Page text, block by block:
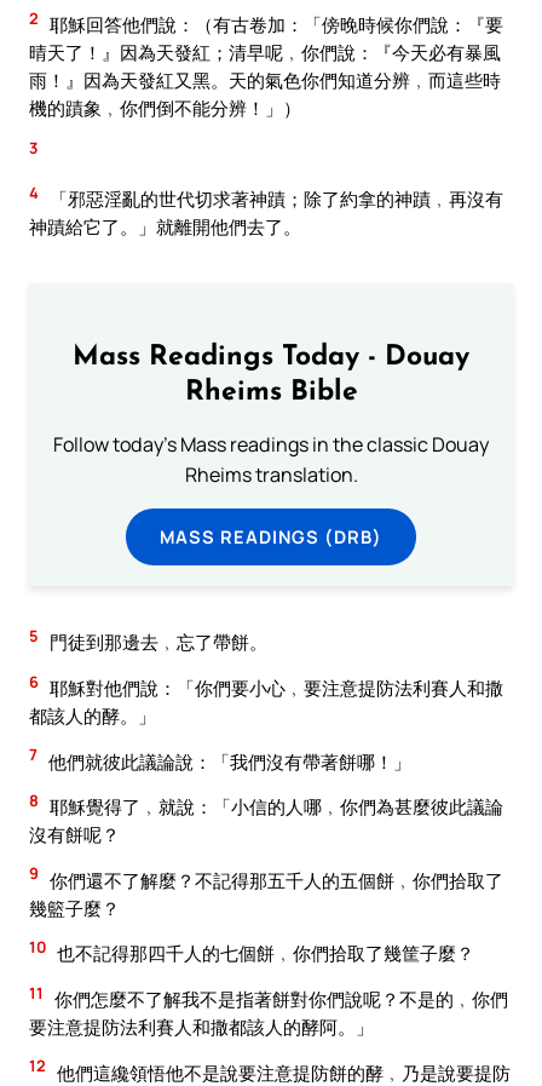
2 耶穌回答他們說：（有古卷加：「傍晚時候你們說：『要
晴天了！』因為天發紅；清早呢﹐你們說：『今天必有暴風
雨！』因為天發紅又黑。天的氣色你們知道分辨﹐而這些時
機的蹟象﹐你們倒不能分辨！」）
3
4
「邪惡淫亂的世代切求著神蹟；除了約拿的神蹟﹐再沒有
神蹟給它了。」就離開他們去了。
Mass Readings Today - Douay
Rheims Bible
Follow today's Mass readings in the classic Douay
Rheims translation.
MASS READINGS (DRB)
5 門徒到那邊去﹐忘了帶餅。
6 耶穌對他們說：「你們要小心﹐要注意提防法利賽人和撒
都該人的酵。」
7 他們就彼此議論說：「我們沒有帶著餅哪！」
8 耶穌覺得了﹐就說：「小信的人哪﹐你們為甚麼彼此議論
沒有餅呢？
9 你們還不了解麼？不記得那五千人的五個餅﹐你們拾取了
幾籃子麼？
10 也不記得那四千人的七個餅﹐你們拾取了幾筐子麼？
11
你們怎麼不了解我不是指著餅對你們說呢？不是的﹐你們
要注意提防法利賽人和撒都該人的酵阿。」
12 他們這纔領悟他不是說要注意提防餅的酵﹐乃是說要提防